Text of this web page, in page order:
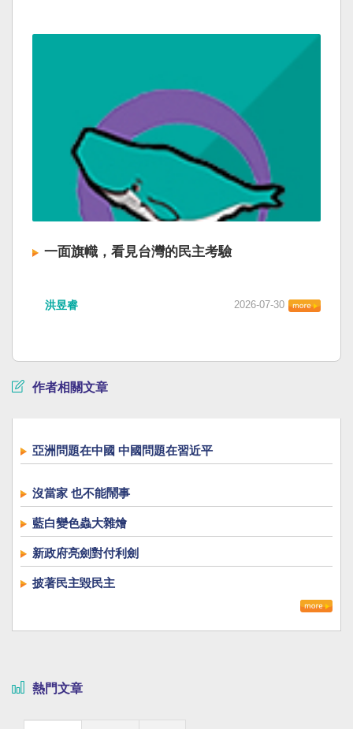
一面旗幟，看見台灣的民主考驗
洪昱睿 2026-07-30
作者相關文章
亞洲問題在中國 中國問題在習近平
沒當家 也不能鬧事
藍白變色蟲大雜燴
新政府亮劍對付利劍
披著民主毀民主
熱門文章